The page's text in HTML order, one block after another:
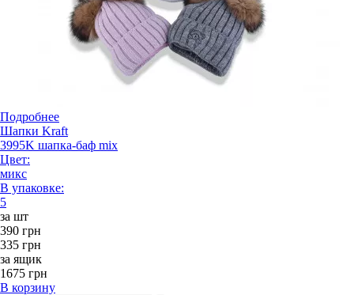
Подробнее
Шапки Kraft
3995K шапка-баф mix
Цвет:
микс
В упаковке:
5
за шт
390 грн
335 грн
за ящик
1675 грн
В корзину